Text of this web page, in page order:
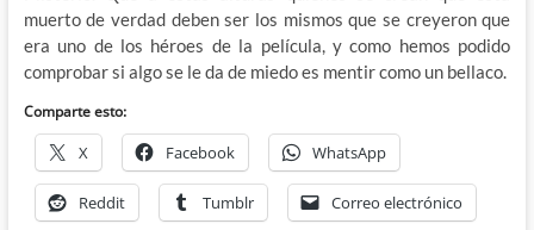
muerto de verdad deben ser los mismos que se creyeron que
era uno de los héroes de la película, y como hemos podido
comprobar si algo se le da de miedo es mentir como un bellaco.
Comparte esto:
X Facebook WhatsApp
Reddit Tumblr Correo electrónico